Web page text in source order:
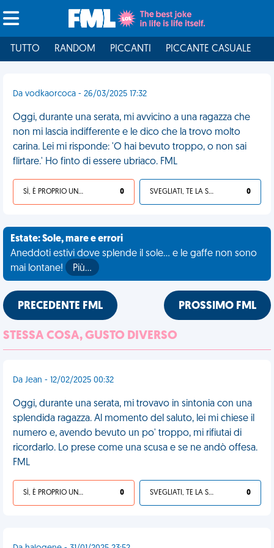
TUTTO RANDOM PICCANTI PICCANTE CASUALE
Da vodkaorcoca - 26/03/2025 17:32
Oggi, durante una serata, mi avvicino a una ragazza che
non mi lascia indifferente e le dico che la trovo molto
carina. Lei mi risponde: 'O hai bevuto troppo, o non sai
flirtare.' Ho finto di essere ubriaco. FML
SÌ, È PROPRIO UNA VDM! 0 SVEGLIATI, TE LA SEI CERCATA! 0
Estate: Sole, mare e errori
Aneddoti estivi dove splende il sole... e le gaffe non sono
mai lontane!
Più…
PRECEDENTE FML PROSSIMO FML
STESSA COSA, GUSTO DIVERSO
Da Jean - 12/02/2025 00:32
Oggi, durante una serata, mi trovavo in sintonia con una
splendida ragazza. Al momento del saluto, lei mi chiese il
numero e, avendo bevuto un po' troppo, mi rifiutai di
ricordarlo. Lo prese come una scusa e se ne andò offesa.
FML
SÌ, È PROPRIO UNA VDM! 0 SVEGLIATI, TE LA SEI CERCATA! 0